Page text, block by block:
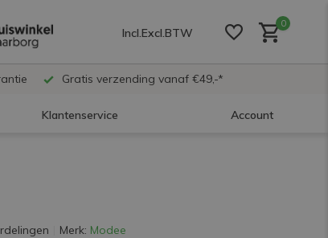
Incl.Excl.BTW
0
Gratis verzending vanaf €49,-*
Klantenservice Account
Merk: Modee